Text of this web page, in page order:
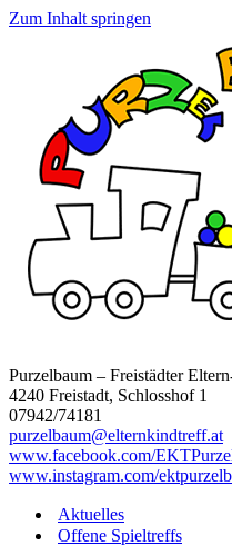
Zum Inhalt springen
Purzelbaum – Freistädter
4240 Freistadt, Schlosshof 1
07942/74181
purzelbaum@elternkindtreff.at
www.facebook.com/
www.instagram.com/
Aktuelles
Offene Spieltreffs